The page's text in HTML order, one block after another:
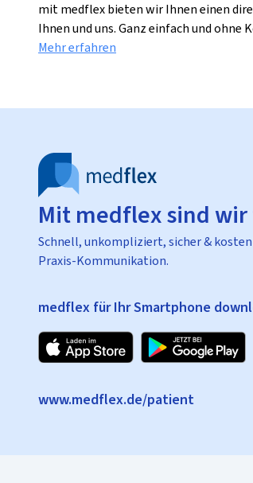
mit medflex bieten wir Ihnen einen
Ihnen und uns. Ganz einfach und ohne
Mehr erfahren
Mit medflex sind
Schnell, unkompliziert, sicher &
Praxis-Kommunikation.
medflex für Ihr Smartphone
www.medflex.de/patient